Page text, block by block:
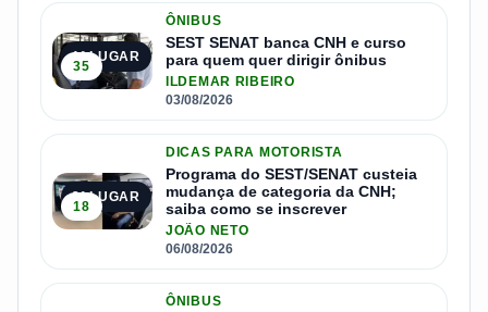
1º LUGAR
35
ÔNIBUS
SEST SENAT banca CNH e curso
para quem quer dirigir ônibus
ILDEMAR RIBEIRO
03/08/2026
2º LUGAR
18
DICAS PARA MOTORISTA
Programa do SEST/SENAT custeia
mudança de categoria da CNH;
saiba como se inscrever
JOÃO NETO
06/08/2026
ÔNIBUS